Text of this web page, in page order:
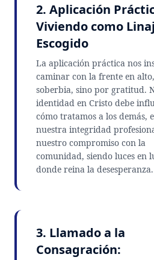
2. Aplicación
Viviendo como
Escogido
La aplicación práctica nos
caminar con la frente en
soberbia, sino por gratitud.
identidad en Cristo debe
cómo tratamos a los demás,
nuestra integridad
nuestro compromiso con la
comunidad, siendo luces en
donde reina la desesperanza.
3. Llamado a la
Consagración: